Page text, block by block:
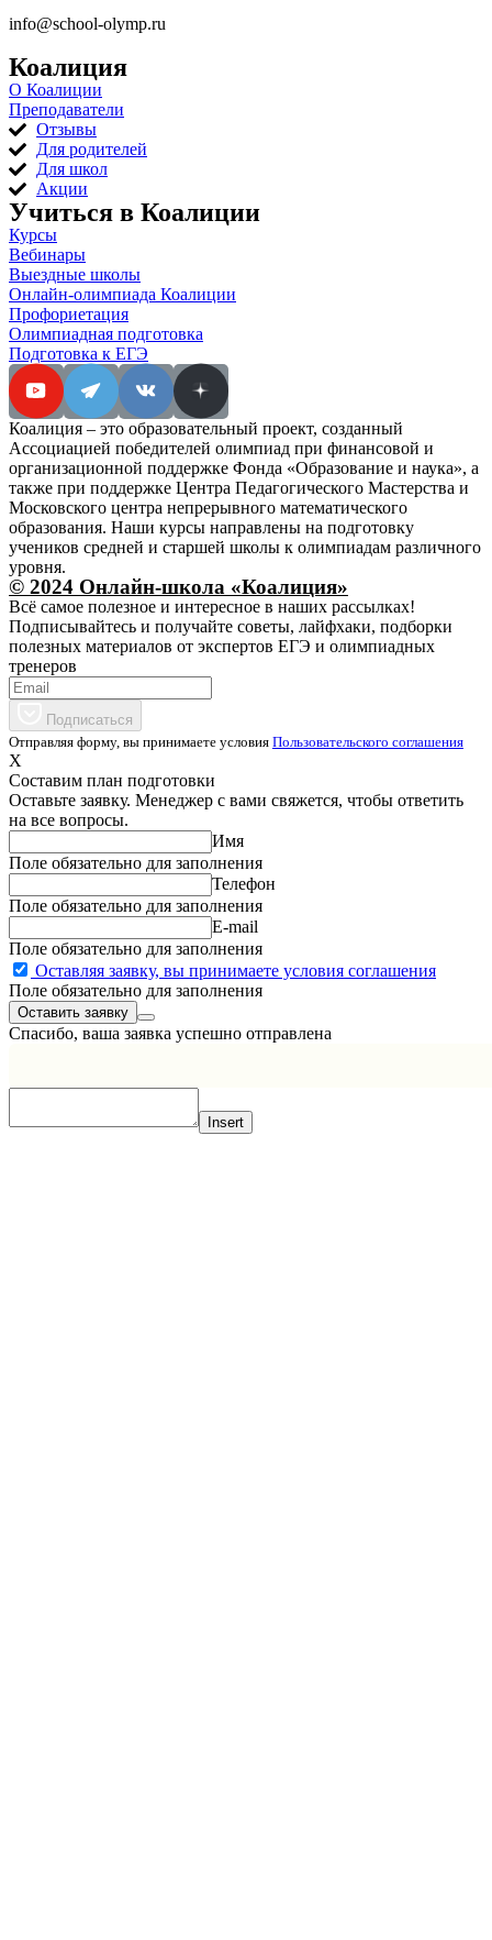
info@school-olymp.ru
Коалиция
О Коалиции
Преподаватели
Отзывы
Для родителей
Для школ
Акции
Учиться в Коалиции
Курсы
Вебинары
Выездные школы
Онлайн-олимпиада Коалиции
Профориетация
Олимпиадная подготовка
Подготовка к ЕГЭ
Коалиция – это образовательный проект, созданный
Ассоциацией победителей олимпиад при финансовой и
организационной поддержке Фонда «Образование и наука», а
также при поддержке Центра Педагогического Мастерства и
Московского центра непрерывного математического
образования. Наши курсы направлены на подготовку
учеников средней и старшей школы к олимпиадам различного
уровня.
© 2024 Онлайн-школа «Коалиция»
Всё самое полезное и интересное в наших рассылках!
Подписывайтесь и получайте советы, лайфхаки, подборки
полезных материалов от экспертов ЕГЭ и олимпиадных
тренеров
Подписаться
Отправляя форму, вы принимаете условия Пользовательского соглашения
X
Составим план подготовки
Оставьте заявку. Менеджер с вами свяжется, чтобы ответить
на все вопросы.
Имя
Поле обязательно для заполнения
Телефон
Поле обязательно для заполнения
E-mail
Поле обязательно для заполнения
Оставляя заявку, вы принимаете условия соглашения
Поле обязательно для заполнения
Спасибо, ваша заявка успешно отправлена
Insert